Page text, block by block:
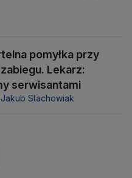
pomyłka przy
Lekarz:
serwisantami
Jakub Stachowiak